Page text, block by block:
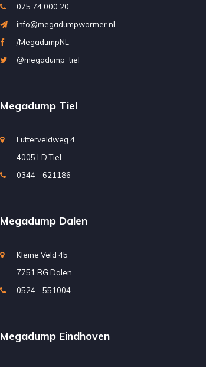
075 74 000 20
info@megadumpwormer.nl
/MegadumpNL
@megadump_tiel
Megadump Tiel
Lutterveldweg 4
4005 LD Tiel
0344 - 621186
Megadump Dalen
Kleine Veld 45
7751 BG Dalen
0524 - 551004
Megadump Eindhoven